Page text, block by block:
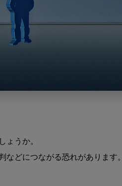
ょうか。
どにつながる恐れがあります。